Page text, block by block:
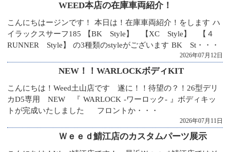
WEED本店の在庫車両紹介！
こんにちはージンです！ 本日は！在庫車両紹介！をします ハ
イラックスサーフ185 【BK Style】 【XC Style】 【４
RUNNER Style】 の3種類のstyleがございます BK St・・・
2026年07月12日
NEW！！WARLOCKボディKIT
こんにちは！Weed土山店です 遂に！！待望の？！26型デリ
カD5専用 NEW 『 WARLOCK -ワーロック- 』ボディキッ
トが完成いたしました フロントか・・・
2026年07月11日
Ｗｅｅｄ鯖江店のカスタムパーツ展示